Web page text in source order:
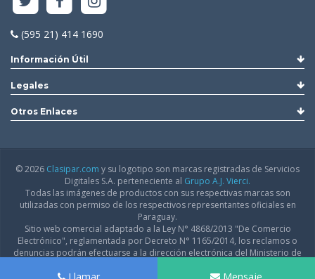
(595 21) 414 1690
Información Útil
Legales
Otros Enlaces
© 2026 Clasipar.com y su logotipo son marcas registradas de Servicios
Digitales S.A. perteneciente al Grupo A.J. Vierci.
Todas las imágenes de productos con sus respectivas marcas son
utilizadas con permiso de los respectivos representantes oficiales en
Paraguay.
Sitio web comercial adaptado a la Ley N° 4868/2013 "De Comercio
Electrónico", reglamentada por Decreto N° 1165/2014, los reclamos o
denuncias podrán efectuarse a la dirección electrónica del Ministerio de